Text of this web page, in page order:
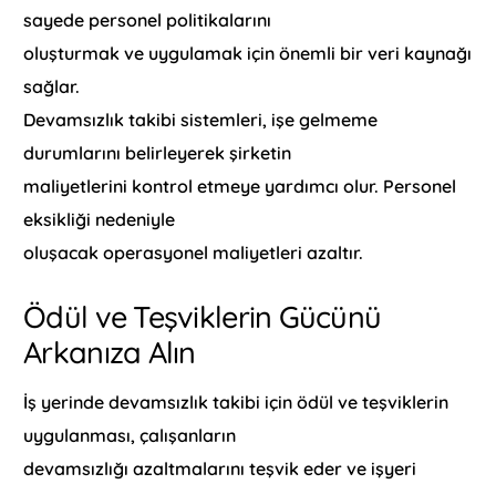
sayede personel politikalarını
oluşturmak ve uygulamak için önemli bir veri kaynağı
sağlar.
Devamsızlık takibi sistemleri, işe gelmeme
durumlarını belirleyerek şirketin
maliyetlerini kontrol etmeye yardımcı olur. Personel
eksikliği nedeniyle
oluşacak operasyonel maliyetleri azaltır.
Ödül ve Teşviklerin Gücünü
Arkanıza Alın
İş yerinde devamsızlık takibi için ödül ve teşviklerin
uygulanması, çalışanların
devamsızlığı azaltmalarını teşvik eder ve işyeri